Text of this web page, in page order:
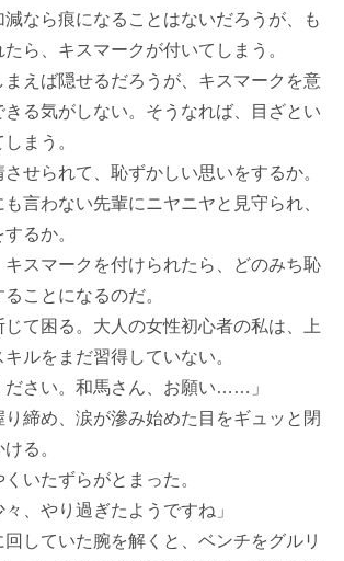
なら痕になることはないだろうが、も
ら、キスマークが付いてしまう。
えば隠せるだろうが、キスマークを意
る気がしない。そうなれば、目ざとい
まう。
せられて、恥ずかしい思いをするか。
言わない先輩にニヤニヤと見守られ、
るか。
スマークを付けられたら、どのみち恥
ことになるのだ。
て困る。大人の女性初心者の私は、上
ルをまだ習得していない。
ださい。和馬さん、お願い……」
締め、涙が滲み始めた目をギュッと閉
る。
いたずらがとまった。
々、やり過ぎたようですね」
していた腕を解くと、ベンチをグルリ